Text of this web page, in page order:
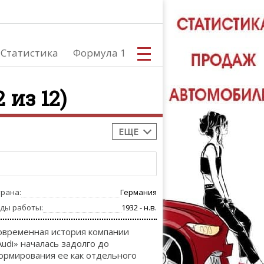
Статистика Формула 1
из 12)
ЕЩЕ
Германия
работы:
1932 - н.в.
история компании
началась задолго до
ее как отдельного